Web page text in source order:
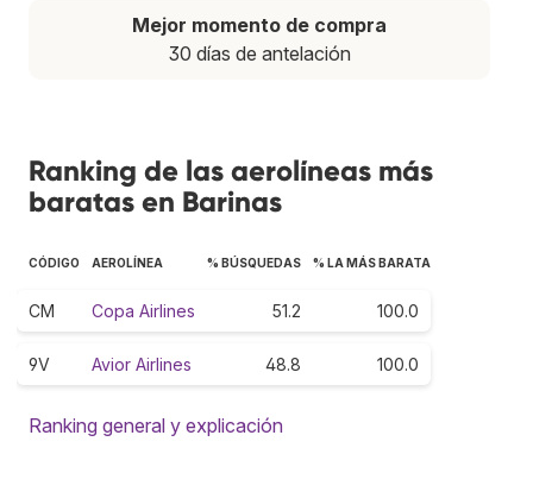
Mejor momento de compra
30 días de antelación
Ranking de las aerolíneas más
baratas en Barinas
CÓDIGO AEROLÍNEA % BÚSQUEDAS % LA MÁS BARATA
CM Copa Airlines 51.2 100.0
9V Avior Airlines 48.8 100.0
Ranking general y explicación